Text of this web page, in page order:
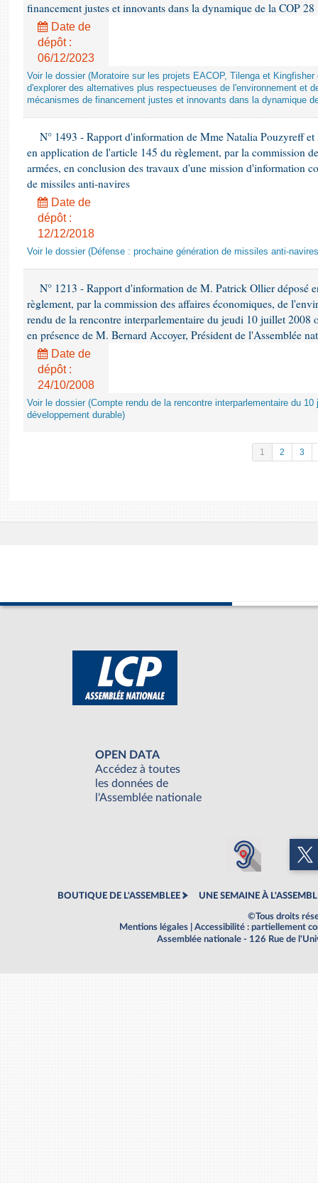
financement justes et innovants dans la dynamique de la COP 28
Date de
dépôt :
06/12/2023
Voir le dossier (Moratoire sur les projets EACOP, Tilenga et
d'explorer des alternatives plus respectueuses de l'environnement et
mécanismes de financement justes et innovants dans la dynamique
N° 1493 - Rapport d'information de Mme Natalia Pouzyreff
en application de l'article 145 du règlement, par la commission
armées, en conclusion des travaux d'une mission d'information
de missiles anti-navires
Date de
dépôt :
12/12/2018
Voir le dossier (Défense : prochaine génération de missiles anti-
N° 1213 - Rapport d'information de M. Patrick Ollier déposé
règlement, par la commission des affaires économiques, de
rendu de la rencontre interparlementaire du jeudi 10 juillet 2008
en présence de M. Bernard Accoyer, Président de l'Assemblée
Date de
dépôt :
24/10/2008
Voir le dossier (Compte rendu de la rencontre interparlementaire du
développement durable)
1 2 3
OPEN DATA
Accédez à toutes
les données de
l'Assemblée nationale
BOUTIQUE DE L'ASSEMBLEE UNE SEMAINE À
©Tous droits
Mentions légales
Accessibilité : partiellement
Assemblée nationale - 126 Rue de